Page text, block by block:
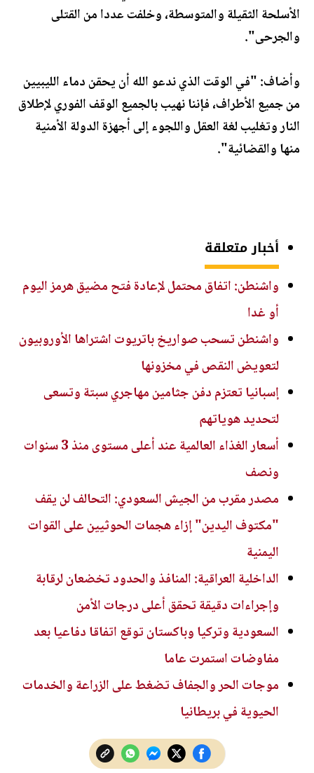
الأسلحة الثقيلة والمتوسطة، وخلفت عددا من القتلى
والجرحى".
وأضاف: "في الوقت الذي ندعو الله أن يحقن دماء الليبيين
من جميع الأطراف، فإننا نهيب بالجميع الوقف الفوري لإطلاق
النار وتغليب لغة العقل واللجوء إلى أجهزة الدولة الأمنية
منها والقضائية".
أخبار متعلقة
واشنطن: اتفاق محتمل لإعادة فتح مضيق هرمز اليوم
أو غدا
واشنطن تسحب صواريخ باتريوت اشتراها الأوروبيون
لتعويض النقص في مخزونها
إسبانيا تعتزم دفن جثامين مهاجري سبتة وتسعى
لتحديد هوياتهم
أسعار الغذاء العالمية عند أعلى مستوى منذ 3 سنوات
ونصف
مصدر مقرب من الجيش السعودي: التحالف لن يقف
"مكتوف اليدين" إزاء هجمات الحوثيين على القوات
اليمنية
الداخلية العراقية: المنافذ والحدود تخضعان لرقابة
وإجراءات دقيقة تحقق أعلى درجات الأمن
السعودية وتركيا وباكستان توقع اتفاقا دفاعيا بعد
مفاوضات استمرت عاما
موجات الحر والجفاف تضغط على الزراعة والخدمات
الحيوية في بريطانيا